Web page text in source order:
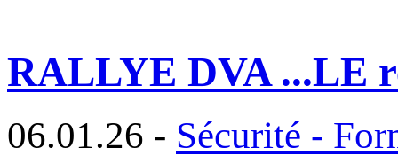
RALLYE DVA ...LE
06.01.26 - Sécurité -